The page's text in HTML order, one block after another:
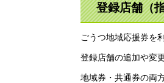
登録店舗（
ごうつ地域応援券を
登録店舗の追加や変
地域券・共通券の両